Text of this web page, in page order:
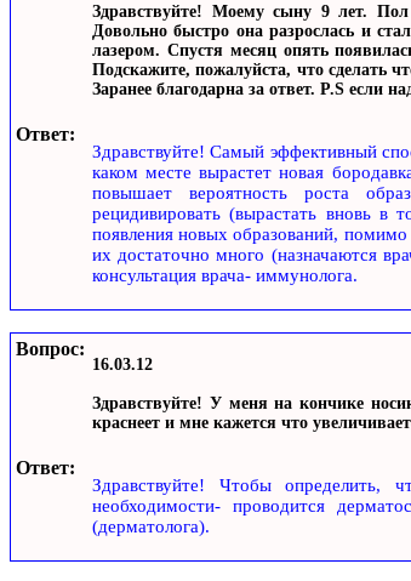
Здравствуйте! Моему сыну 9 лет. Пол
Довольно быстро она разрослась и
лазером. Спустя месяц опять
Подскажите, пожалуйста, что сделать
Заранее благодарна за ответ. P.S если
Ответ:
Здравствуйте! Самый эффективный
каком месте вырастет новая
повышает вероятность роста
рецидивировать (вырастать вновь в
появления новых образований,
их достаточно много (назначаются
консультация врача- иммунолога.
Вопрос:
16.03.12
Здравствуйте! У меня на кончике
краснеет и мне кажется что
Ответ:
Здравствуйте! Чтобы
необходимости- проводится
(дерматолога).